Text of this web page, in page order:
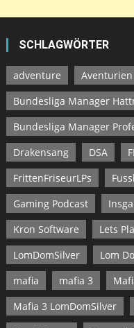
SCHLAGWÖRTER
adventure Aventurien
Bundesliga Manager
Bundesliga Manager
Drakensang
DSA
FrittenFriseurLPs
Gaming Podcast
Kron Software
Lets
LomDomSilver
Lom
mafia
mafia 3
Mafia 3 LomDomSilver